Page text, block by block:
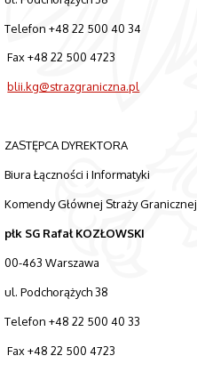
Telefon +48 22 500 40 34
Fax +48 22 500 4723
blii.kg@strazgraniczna.pl
ZASTĘPCA DYREKTORA
Biura Łączności i Informatyki
Komendy Głównej Straży Granicznej
płk SG Rafał KOZŁOWSKI
00-463 Warszawa
ul. Podchorążych 38
Telefon +48 22 500 40 33
Fax +48 22 500 4723